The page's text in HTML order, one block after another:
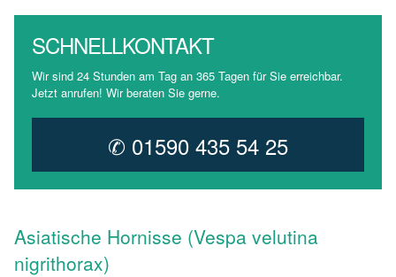
SCHNELLKONTAKT
Wir sind 24 Stunden am Tag an 365 Tagen für Sie erreichbar.
Jetzt anrufen! Wir beraten Sie gerne.
✆ 01590 435 54 25
Asiatische Hornisse (Vespa velutina
nigrithorax)